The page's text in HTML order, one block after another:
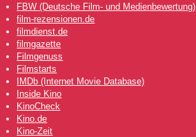
FBW (Deutsche Film- und Medienbewertung)
film-rezensionen.de
filmdienst.de
filmgazette
Filmgenuss
Filmstarts
IMDb (Internet Movie Database)
Inside Kino
KinoCheck
Kino.de
Kino-Zeit